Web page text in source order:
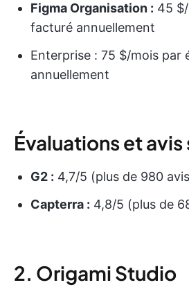
Figma Organisation : 45
facturé annuellement
Enterprise : 75 $/mois par
annuellement
Évaluations et avis
G2 : 4,7/5 (plus de 980
Capterra : 4,8/5 (plus de
2. Origami Studio